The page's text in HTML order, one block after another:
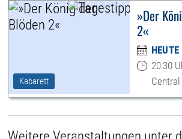
Kabarett
»Der
2«
HEUTE
20:30